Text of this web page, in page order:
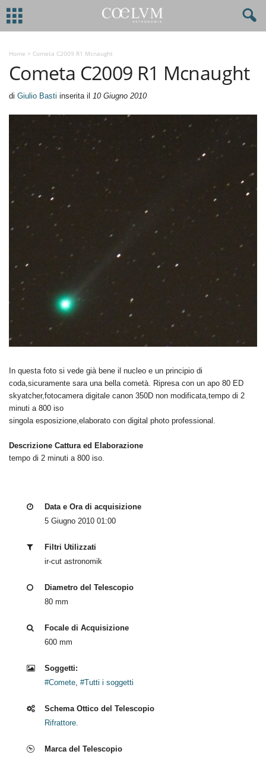
Home > Cometa C2009 R1 Mcnaught
Cometa C2009 R1 Mcnaught
di Giulio Basti inserita il 10 Giugno 2010
In questa foto si vede già bene il nucleo e un principio di
coda,sicuramente sara una bella cometà. Ripresa con un apo 80 ED
skyatcher,fotocamera digitale canon 350D non modificata,tempo di 2
minuti a 800 iso
singola esposizione,elaborato con digital photo professional.
Descrizione Cattura ed Elaborazione
tempo di 2 minuti a 800 iso.
Data e Ora di acquisizione
5 Giugno 2010 01:00
Filtri Utilizzati
ir-cut astronomik
Diametro del Telescopio
80 mm
Focale di Acquisizione
600 mm
Soggetti:
#Comete, #Tutti i soggetti
Schema Ottico del Telescopio
Rifrattore.
Marca del Telescopio